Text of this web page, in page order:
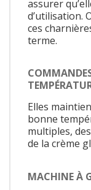
assurer
d’utilisation.
ces
terme.
Elles
bonne
multiples,
de la crème
MACHINE À